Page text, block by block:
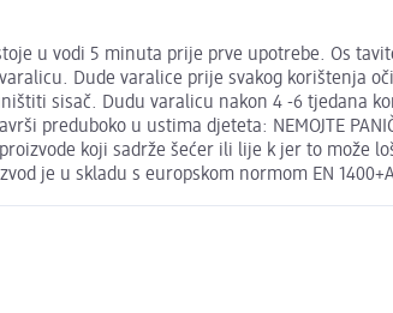
u vodi 5 minuta prije prve upotrebe. Os
Dude varalice prije svakog korištenja
sisač. Dudu varalicu nakon 4 -6 tjedana
preduboko u ustima djeteta: NEMOJTE
koji sadrže šećer ili lije k jer to može
je u skladu s europskom normom EN